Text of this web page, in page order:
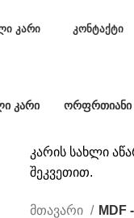
ᲙᲐᲠᲘ ᲙᲝᲜᲢᲐᲥᲢᲘ
ᲙᲐᲠᲘ
ᲝᲠᲤᲠᲗᲘᲐᲜᲘ
კარის სახლი
შეკვეთით.
მთავარი MDF